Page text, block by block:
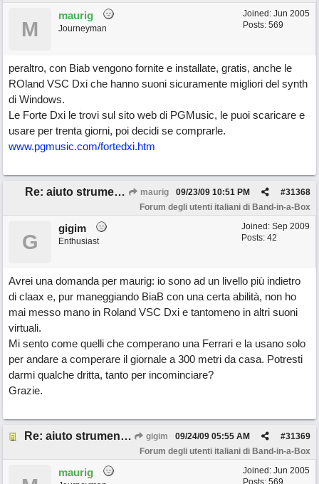
Joined: Jun 2005
Posts: 569
M
maurig
Journeyman
peraltro, con Biab vengono fornite e installate, gratis, anche le
ROland VSC Dxi che hanno suoni sicuramente migliori del synth
di Windows.
Le Forte Dxi le trovi sul sito web di PGMusic, le puoi scaricare e
usare per trenta giorni, poi decidi se comprarle.
www.pgmusic.com/fortedxi.htm
Re: aiuto strumenti virtuali maurig #31368
09/23/09 10:51 PM
Forum degli utenti italiani di Band-in-a-Box
Joined: Sep 2009
Posts: 42
G
gigim
Enthusiast
Avrei una domanda per maurig: io sono ad un livello più indietro
di claax e, pur maneggiando BiaB con una certa abilità, non ho
mai messo mano in Roland VSC Dxi e tantomeno in altri suoni
virtuali.
Mi sento come quelli che comperano una Ferrari e la usano solo
per andare a comperare il giornale a 300 metri da casa. Potresti
darmi qualche dritta, tanto per incominciare?
Grazie.
Re: aiuto strumenti virtuali gigim #31369
09/24/09 05:55 AM
Forum degli utenti italiani di Band-in-a-Box
Joined: Jun 2005
Posts: 569
maurig